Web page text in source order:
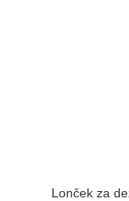
Lonček za